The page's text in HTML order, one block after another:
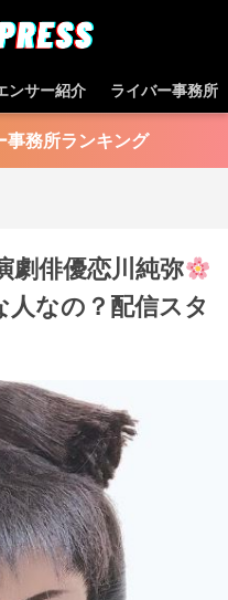
ンサー紹介 ライバー事務所
事務所ランキング
劇俳優恋川純弥
人なの？配信スタ